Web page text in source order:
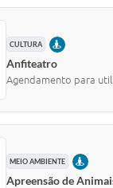
CULTURA PRESENCIAL
Anfiteatro
Agendamento para
MEIO AMBIENTE
Apreensão de